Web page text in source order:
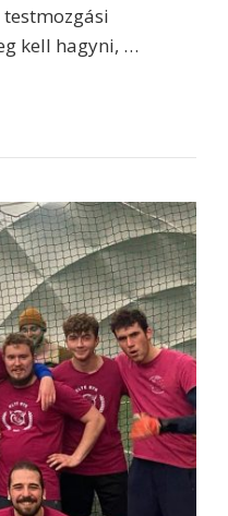
kell hagyni, …